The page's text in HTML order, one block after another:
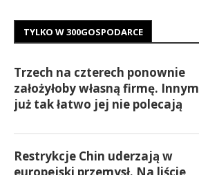
TYLKO W 300GOSPODARCE
Trzech na czterech ponownie
założyłoby własną firmę. Innym
już tak łatwo jej nie polecają
Restrykcje Chin uderzają w
europejski przemysł. Na liście